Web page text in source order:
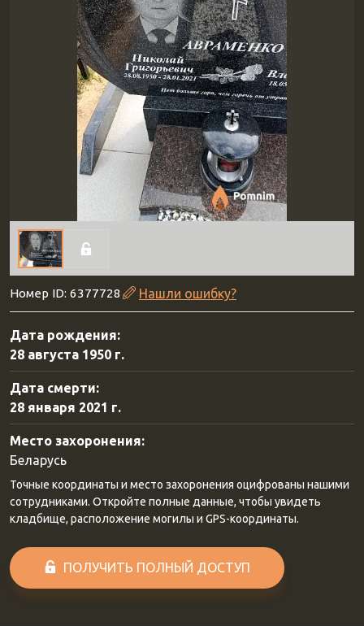
Номер ID: 6377728 Нашли ошибку?
Дата рождения:
28 августа 1950 г.
Дата смерти:
28 января 2021 г.
Место захоронения:
Беларусь
Точные координаты и место захоронения оцифрованы нашими
сотрудниками. Откройте полные данные, чтобы увидеть
кладбище, расположение могилы и GPS-координаты.
ПОЛУЧИТЬ ПОЛНЫЙ ДОСТУП